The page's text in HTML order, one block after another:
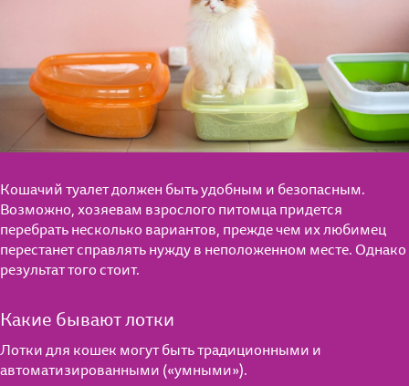
Кошачий туалет должен быть удобным и безопасным.
Возможно, хозяевам взрослого питомца придется
перебрать несколько вариантов, прежде чем их любимец
перестанет справлять нужду в неположенном месте. Однако
результат того стоит.
Какие бывают лотки
Лотки для кошек могут быть традиционными и
автоматизированными («умными»).